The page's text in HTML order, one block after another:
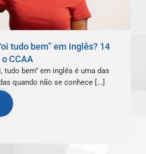
tudo bem” em inglês? 14
CCAA
tudo bem” em inglês é uma das
quando não se conhece [...]